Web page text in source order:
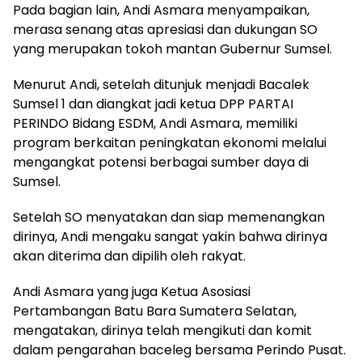
Pada bagian lain, Andi Asmara menyampaikan,
merasa senang atas apresiasi dan dukungan SO
yang merupakan tokoh mantan Gubernur Sumsel.
Menurut Andi, setelah ditunjuk menjadi Bacalek
Sumsel 1 dan diangkat jadi ketua DPP PARTAI
PERINDO Bidang ESDM, Andi Asmara, memiliki
program berkaitan peningkatan ekonomi melalui
mengangkat potensi berbagai sumber daya di
Sumsel.
Setelah SO menyatakan dan siap memenangkan
dirinya, Andi mengaku sangat yakin bahwa dirinya
akan diterima dan dipilih oleh rakyat.
Andi Asmara yang juga Ketua Asosiasi
Pertambangan Batu Bara Sumatera Selatan,
mengatakan, dirinya telah mengikuti dan komit
dalam pengarahan baceleg bersama Perindo Pusat.